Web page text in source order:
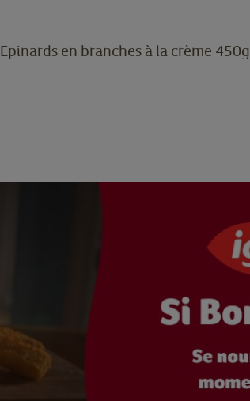
Epinards en branches à la crème 450g